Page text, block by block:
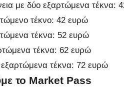
με δύο εξαρτώμενα τέκνα:
τέκνο: 42 ευρώ
τέκνα: 52 ευρώ
τέκνα: 62 ευρώ
τέκνα: 72 ευρώ
το Market Pass